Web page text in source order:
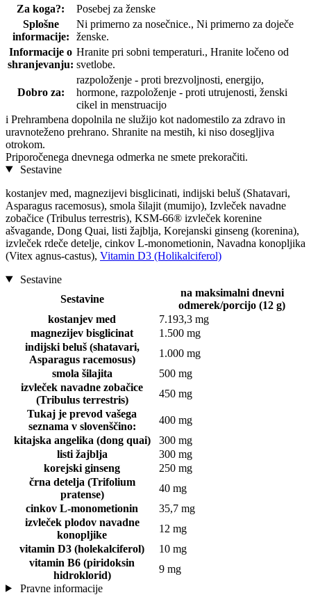
Za koga?:
Posebej za ženske
Splošne
informacije:
Ni primerno za nosečnice., Ni primerno za doječe
ženske.
Informacije o
shranjevanju:
Hranite pri sobni temperaturi., Hranite ločeno od
svetlobe.
Dobro za:
razpoloženje - proti brezvoljnosti, energijo,
hormone, razpoloženje - proti utrujenosti, ženski
cikel in menstruacijo
i Prehrambena dopolnila ne služijo kot nadomestilo za zdravo in
uravnoteženo prehrano. Shranite na mestih, ki niso dosegljiva
otrokom.
Priporočenega dnevnega odmerka ne smete prekoračiti.
Sestavine
kostanjev med, magnezijevi bisglicinati, indijski beluš (Shatavari,
Asparagus racemosus), smola šilajit (mumijo), Izvleček navadne
zobačice (Tribulus terrestris), KSM-66® izvleček korenine
ašvagande, Dong Quai, listi žajblja, Korejanski ginseng (korenina),
izvleček rdeče detelje, cinkov L-monometionin, Navadna konopljika
(Vitex agnus-castus), Vitamin D3 (Holikalciferol)
Sestavine
Sestavine
na maksimalni dnevni
odmerek/porcijo (12 g)
kostanjev med
7.193,3 mg
magnezijev bisglicinat
1.500 mg
indijski beluš (shatavari,
Asparagus racemosus)
1.000 mg
smola šilajita
500 mg
izvleček navadne zobačice
(Tribulus terrestris)
450 mg
Tukaj je prevod vašega
seznama v slovenščino:
400 mg
kitajska angelika (dong quai)
300 mg
listi žajblja
300 mg
korejski ginseng
250 mg
črna detelja (Trifolium
pratense)
40 mg
cinkov L-monometionin
35,7 mg
izvleček plodov navadne
konopljike
12 mg
vitamin D3 (holekalciferol)
10 mg
vitamin B6 (piridoksin
hidroklorid)
9 mg
Pravne informacije